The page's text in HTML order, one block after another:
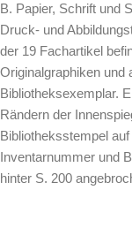
B. Papier, Schrift und
Druck- und
der 19 Fachartikel
Originalgraphiken und
Bibliotheksexemplar.
Rändern der
Bibliotheksstempel
Inventarnummer und
hinter S. 200